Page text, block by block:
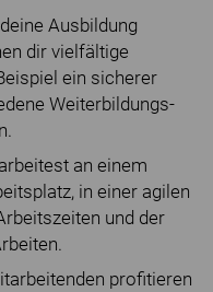
Ausbildung
dir vielfältige
ein sicherer
Weiterbildungs-
an einem
in einer agilen
und der
profitieren